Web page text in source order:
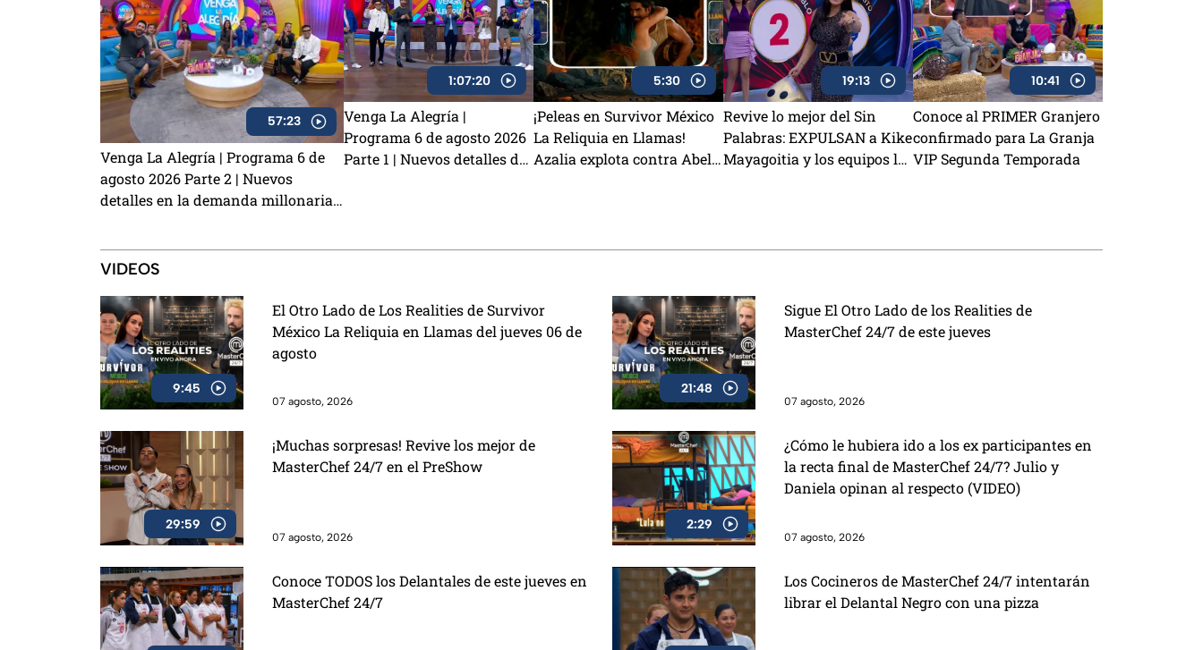
57:23
Venga La Alegría | Programa 6 de
agosto 2026 Parte 2 | Nuevos
detalles en la demanda millonaria
confirmado para La Granja VIP 2
1:07:20
Venga La Alegría |
Programa 6 de agosto 2026
Parte 1 | Nuevos detalles del
5:30
¡Peleas en Survivor México
La Reliquia en Llamas!
Azalia explota contra Abel y
19:13
Revive lo mejor del Sin
Palabras: EXPULSAN a Kike
Mayagoitia y los equipos lo
10:41
Conoce al PRIMER Granjero
confirmado para La Granja
VIP Segunda Temporada
VIDEOS
9:45
El Otro Lado de Los Realities de Survivor
México La Reliquia en Llamas del jueves 06 de
agosto
07 agosto, 2026
21:48
Sigue El Otro Lado de los Realities de
MasterChef 24/7 de este jueves
07 agosto, 2026
29:59
¡Muchas sorpresas! Revive los mejor de
MasterChef 24/7 en el PreShow
07 agosto, 2026
2:29
¿Cómo le hubiera ido a los ex participantes en
la recta final de MasterChef 24/7? Julio y
Daniela opinan al respecto (VIDEO)
07 agosto, 2026
Conoce TODOS los Delantales de este jueves en
MasterChef 24/7
Los Cocineros de MasterChef 24/7 intentarán
librar el Delantal Negro con una pizza